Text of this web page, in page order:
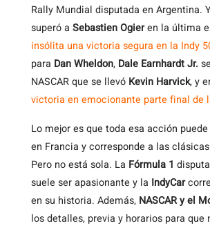
Rally Mundial disputada en Argentina.
superó a Sebastien Ogieren la última
insólita una victoria segura en la Indy
para Dan Wheldon, Dale Earnhardt Jr.
NASCAR que se llevó Kevin Harvick, y
victoria en emocionante parte final de
Lo mejor es que toda esa acción
en Francia y corresponde a las clásicas
Pero no está sola. La Fórmula 1
suele ser apasionante y la IndyCar
en su historia. Además, NASCAR y el
los detalles, previa y horarios para